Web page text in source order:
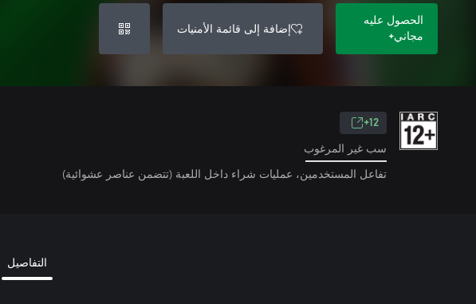
الحصول عليه
مجاني+
إضافة إلى قائمة الأمنيات
12+
سب غير المرغوب
تفاعل المستخدمين، عمليات شراء داخل اللعبة (تتضمن عناصر عشوائية)
التفاصيل